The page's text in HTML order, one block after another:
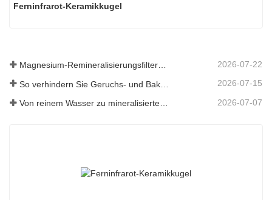
Ferninfrarot-Keramikkugel
Magnesium-Remineralisierungsfiltermedium für RO-Wassersysteme 2026-07-22
2026-07-15
2026-07-07